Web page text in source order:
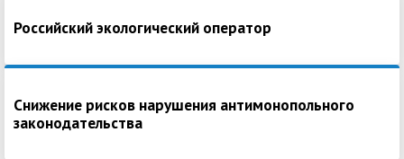
Российский экологический оператор
Снижение рисков нарушения антимонопольного
законодательства